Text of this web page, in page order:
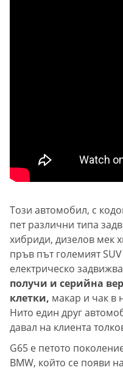
Този автомобил, с
пет различни типа
хибриди, дизелов мек
пръв път големият
електрическо
получи и серийна
клетки, макар и чак в
Нито един друг
давал на клиента
G65 е петото
BMW, който се появи